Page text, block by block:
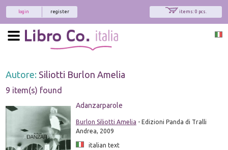
items: 0 pcs.
register
login
Autore: Siliotti Burlon Amelia
9 item(s) found
Adanzarparole
Burlon Siliotti Amelia - Edizioni Panda di Tralli
Andrea, 2009
italian text